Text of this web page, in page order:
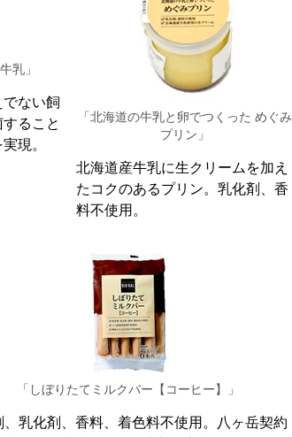
乳」
ない飼
ること
現。
「北海道の牛乳と卵でつくった めぐみ
プリン」
北海道産牛乳に生クリームを加え
たコクのあるプリン。乳化剤、香
料不使用。
「しぼりたてミルクバー【コーヒー】」
、乳化剤、香料、着色料不使用。八ヶ岳契約